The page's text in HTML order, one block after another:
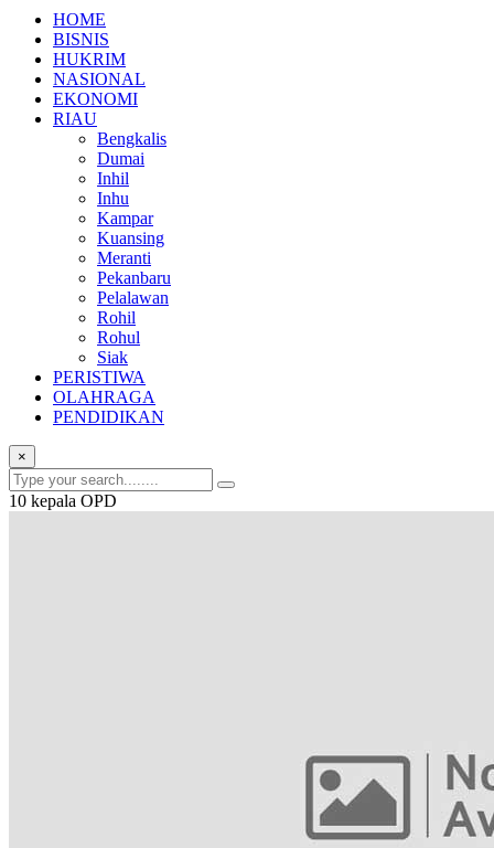
HOME
BISNIS
HUKRIM
NASIONAL
EKONOMI
RIAU
Bengkalis
Dumai
Inhil
Inhu
Kampar
Kuansing
Meranti
Pekanbaru
Pelalawan
Rohil
Rohul
Siak
PERISTIWA
OLAHRAGA
PENDIDIKAN
×
10 kepala OPD